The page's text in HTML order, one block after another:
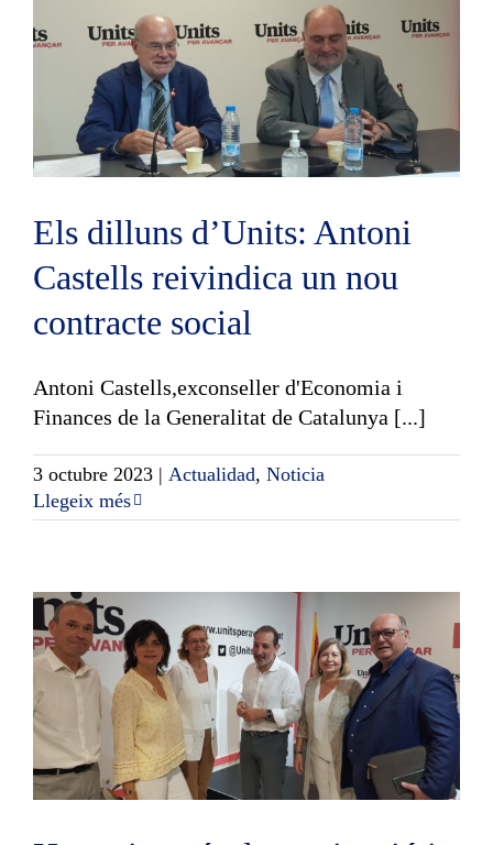
Els dilluns d’Units: Antoni
Castells reivindica un nou
contracte social
Antoni Castells,exconseller d'Economia i
Finances de la Generalitat de Catalunya [...]
3 octubre 2023 | Actualidad, Noticia
Llegeix més